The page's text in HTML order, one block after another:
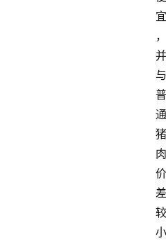
宜
，
并
与
普
通
猪
肉
价
差
较
小